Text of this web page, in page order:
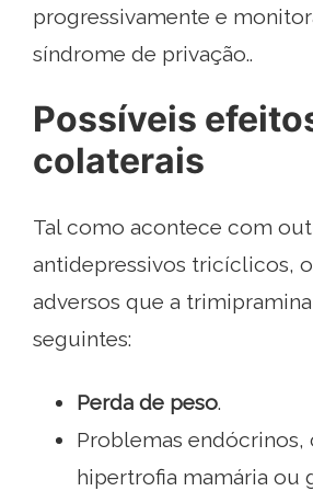
progressivamente e
síndrome de privação..
Possíveis
colaterais
Tal como acontece com
antidepressivos tricíclicos,
adversos que a
seguintes:
Perda de peso.
Problemas endócrinos,
hipertrofia mamária ou